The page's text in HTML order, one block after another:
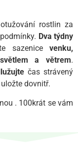
rostlin za
Dva týdny
sazenice venku,
a větrem.
čas strávený
dovnitř.
. 100krát se vám